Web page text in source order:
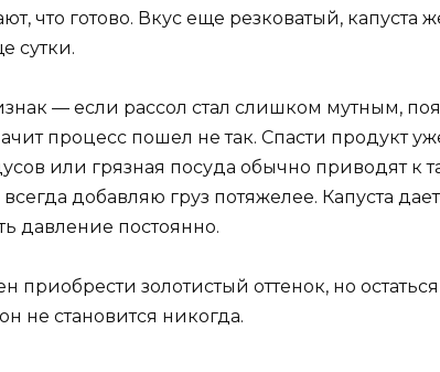
что готово. Вкус еще резковатый, капуста
сутки.
— если рассол стал слишком мутным,
процесс пошел не так. Спасти продукт
или грязная посуда обычно приводят к
добавляю груз потяжелее. Капуста
давление постоянно.
приобрести золотистый оттенок, но
не становится никогда.